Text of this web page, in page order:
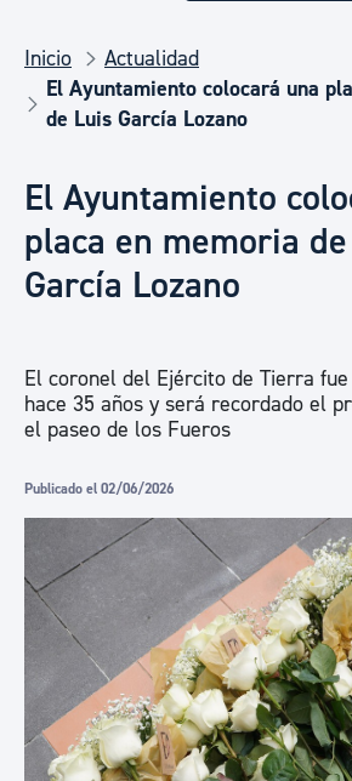
Inicio
Actualidad
El Ayuntamiento colocará una
de Luis García Lozano
El Ayuntamiento
placa en memoria
García Lozano
El coronel del Ejército de Tierra
hace 35 años y será recordado el
el paseo de los Fueros
Publicado el 02/06/2026